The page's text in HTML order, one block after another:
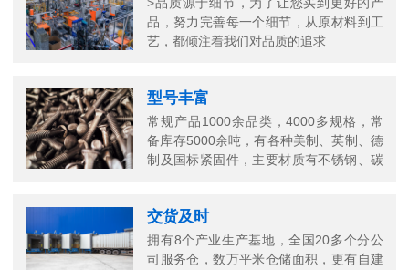
品，努力完善每一个细节，从原材料到工
艺，都倾注着我们对品质的追求
型号丰富
常规产品1000余品类，4000多规格，常
备库存5000余吨，有各种美制、英制、德
制及国标紧固件，主要材质有不锈钢、碳
交货及时
拥有8个产业生产基地，全国20多个分公
司服务仓，数万平米仓储面积，更有自建